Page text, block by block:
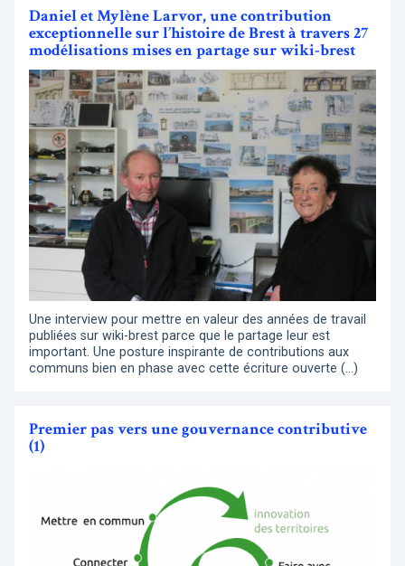
Daniel et Mylène Larvor, une contribution
exceptionnelle sur l’histoire de Brest à travers 27
modélisations mises en partage sur wiki-brest
Une interview pour mettre en valeur des années de travail
publiées sur wiki-brest parce que le partage leur est
important. Une posture inspirante de contributions aux
communs bien en phase avec cette écriture ouverte (…)
Premier pas vers une gouvernance contributive
(1)